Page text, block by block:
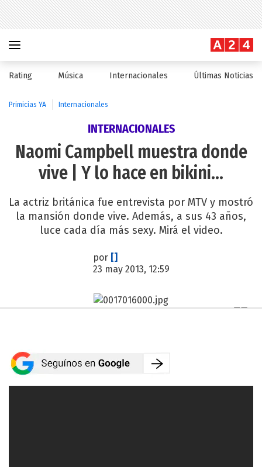
Rating Música Internacionales Últimas Noticias
Primicias YA Internacionales
INTERNACIONALES
Naomi Campbell muestra donde
vive | Y lo hace en bikini…
La actriz británica fue entrevista por MTV y mostró
la mansión donde vive. Además, a sus 43 años,
luce cada día más sexy. Mirá el video.
por []
23 may 2013, 12:59